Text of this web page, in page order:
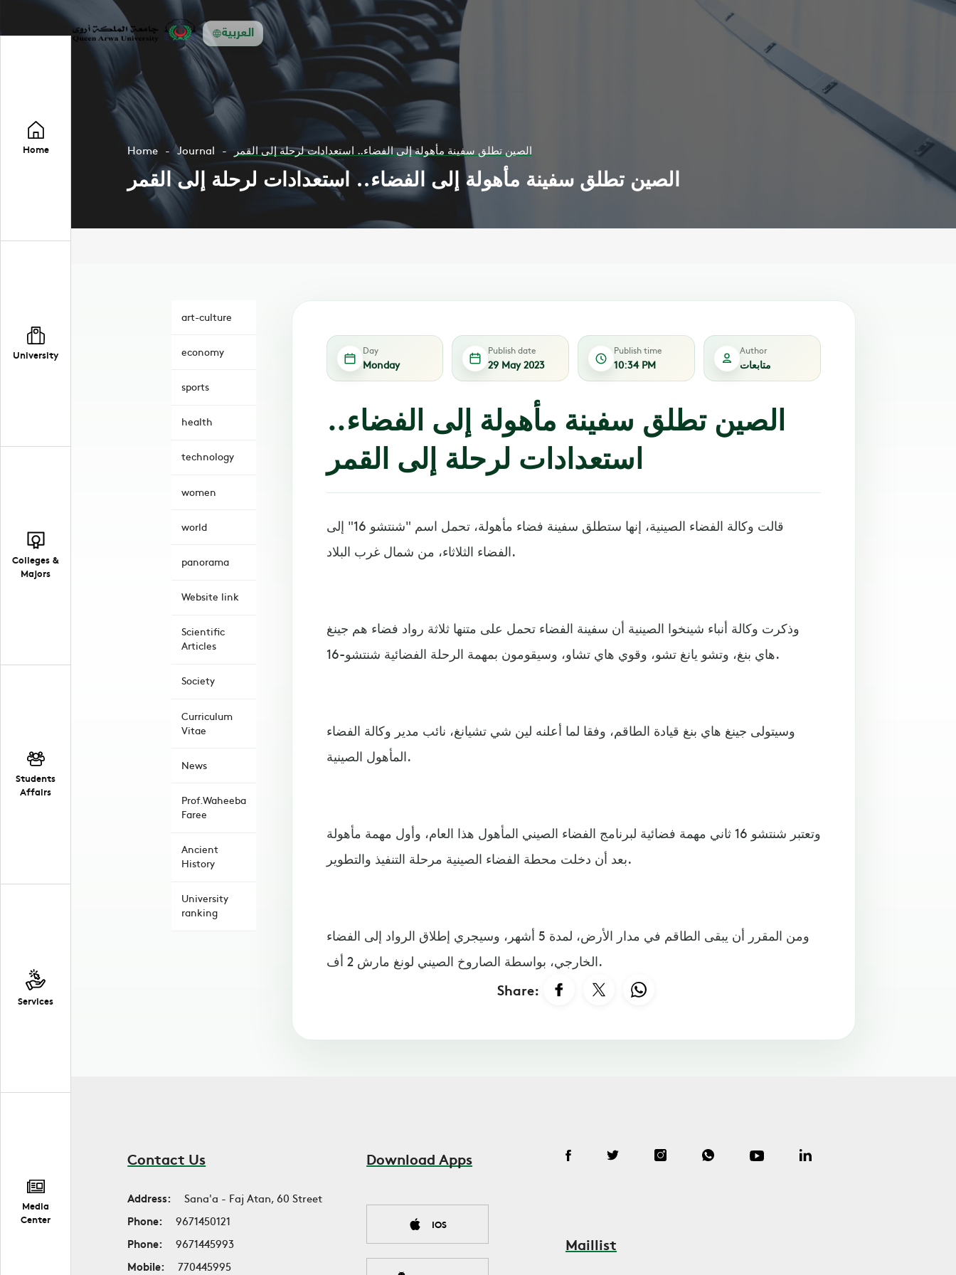
العربية
Home
University
Colleges &
Majors
Students
Affairs
Services
Media
Center
Home Journal الصين تطلق سفينة مأهولة إلى الفضاء.. استعدادات لرحلة إلى القمر
الصين تطلق سفينة مأهولة إلى الفضاء.. استعدادات لرحلة إلى القمر
art-culture
economy
sports
health
technology
women
world
panorama
Website link
Scientific
Articles
Society
Curriculum
Vitae
News
Prof.Waheeba
Faree
Ancient
History
University
ranking
Day
Monday
Publish date
29 May 2023
Publish time
10:34 PM
Author
متابعات
الصين تطلق سفينة مأهولة إلى الفضاء..
استعدادات لرحلة إلى القمر
قالت وكالة الفضاء الصينية، إنها ستطلق سفينة فضاء مأهولة، تحمل اسم "شنتشو 16" إلى
الفضاء الثلاثاء، من شمال غرب البلاد.
وذكرت وكالة أنباء شينخوا الصينية أن سفينة الفضاء تحمل على متنها ثلاثة رواد فضاء هم جينغ
هاي بنغ، وتشو يانغ تشو، وقوي هاي تشاو، وسيقومون بمهمة الرحلة الفضائية شنتشو-16.
وسيتولى جينغ هاي بنغ قيادة الطاقم، وفقا لما أعلنه لين شي تشيانغ، نائب مدير وكالة الفضاء
المأهول الصينية.
وتعتبر شنتشو 16 ثاني مهمة فضائية لبرنامج الفضاء الصيني المأهول هذا العام، وأول مهمة مأهولة
بعد أن دخلت محطة الفضاء الصينية مرحلة التنفيذ والتطوير.
ومن المقرر أن يبقى الطاقم في مدار الأرض، لمدة 5 أشهر، وسيجري إطلاق الرواد إلى الفضاء
الخارجي، بواسطة الصاروخ الصيني لونغ مارش 2 أف.
Share:
Contact Us
Address:
Sana'a - Faj Atan, 60 Street
Phone:
9671450121
Phone:
9671445993
Mobile:
770445995
Download Apps
IOS
Maillist